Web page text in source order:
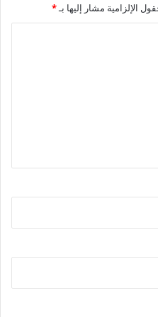
الناتج الإجمالي للاقتصاد
الإلزامية مشار إليها بـ*